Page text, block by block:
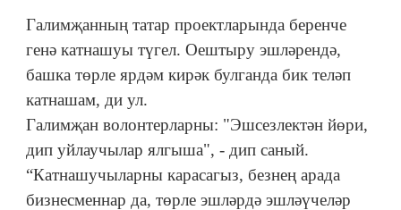
Галимҗанның татар проектларында беренче
генә катнашуы түгел. Оештыру эшләрендә,
башка төрле ярдәм кирәк булганда бик теләп
катнашам, ди ул.
Галимҗан волонтерларны: "Эшсезлектән йөри,
дип уйлаучылар ялгыша", - дип саный.
“Катнашучыларны карасагыз, безнең арада
бизнесменнар да, төрле эшләрдә эшләүчеләр